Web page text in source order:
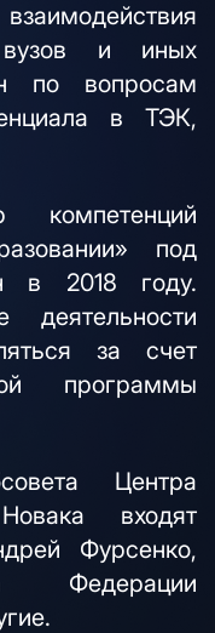
вузов и иных
по вопросам
в ТЭК,
компетенций
под
в 2018 году.
деятельности
за счет
программы
Центра
входят
Фурсенко,
Федерации